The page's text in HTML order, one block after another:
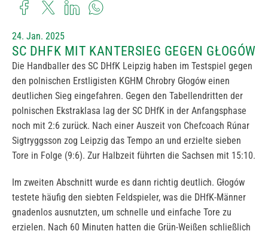
24. Jan. 2025
SC DHFK MIT KANTERSIEG GEGEN GŁOGÓW
Die Handballer des SC DHfK Leipzig haben im Testspiel gegen
den polnischen Erstligisten KGHM Chrobry Głogów einen
deutlichen Sieg eingefahren. Gegen den Tabellendritten der
polnischen Ekstraklasa lag der SC DHfK in der Anfangsphase
noch mit 2:6 zurück. Nach einer Auszeit von Chefcoach Rúnar
Sigtryggsson zog Leipzig das Tempo an und erzielte sieben
Tore in Folge (9:6). Zur Halbzeit führten die Sachsen mit 15:10.
Im zweiten Abschnitt wurde es dann richtig deutlich. Głogów
testete häufig den siebten Feldspieler, was die DHfK-Männer
gnadenlos ausnutzten, um schnelle und einfache Tore zu
erzielen. Nach 60 Minuten hatten die Grün-Weißen schließlich